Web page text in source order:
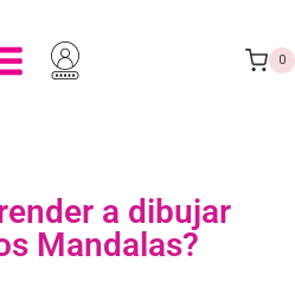
0
a dibujar
Mandalas?